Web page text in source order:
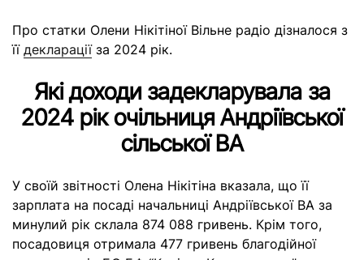
Про статки Олени Нікітіної Вільне радіо дізналося з
її деклараціїза 2024 рік.
Які доходи задекларувала за
2024 рік очільниця Андріївської
сільської ВА
У своїй звітності Олена Нікітіна вказала, що її
зарплата на посаді начальниці Андріївської ВА за
минулий рік склала 874 088 гривень. Крім того,
посадовиця отримала 477 гривень благодійної